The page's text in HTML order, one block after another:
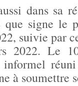
dans sa
que signe le
suivie par
2022. Le
informel
à soumettre